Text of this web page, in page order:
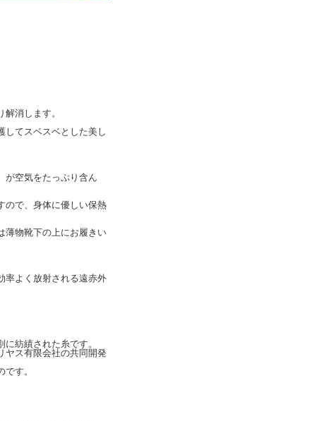
消します。
てスベスベとした美し
が空気をたっぷり含ん
ので、身体に優しい保熱
薄物靴下の上にお履きい
率よく放射される遠赤外
紡績された糸です。
ヤス有限会社の共同開発
す。